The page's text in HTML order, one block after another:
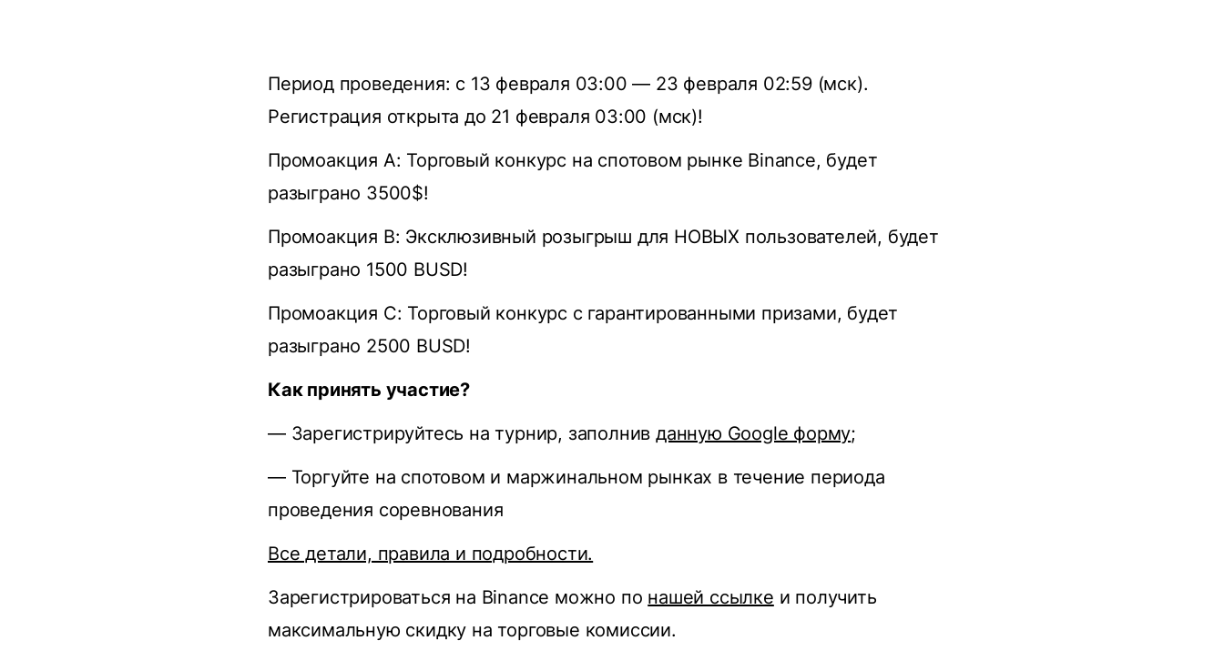
Период проведения: с 13 февраля 03:00 — 23 февраля 02:59 (мск).
Регистрация открыта до 21 февраля 03:00 (мск)!
Промоакция A: Торговый конкурс на спотовом рынке Binance, будет
разыграно 3500$!
Промоакция B: Эксклюзивный розыгрыш для НОВЫХ пользователей, будет
разыграно 1500 BUSD!
Промоакция C: Торговый конкурс с гарантированными призами, будет
разыграно 2500 BUSD!
Как принять участие?
— Зарегистрируйтесь на турнир, заполнив данную Google форму;
— Торгуйте на спотовом и маржинальном рынках в течение периода
проведения соревнования
Все детали, правила и подробности.
Зарегистрироваться на Binance можно по нашей ссылке и получить
максимальную скидку на торговые комиссии.